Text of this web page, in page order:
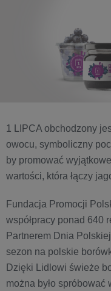
1 LIPCA obchodzony
owocu, symboliczny
by promować
wartości, która łączy
Fundacja Promocji
współpracy ponad 640
Partnerem Dnia
sezon na polskie
Dzięki Lidlowi świeże
można było spróbować